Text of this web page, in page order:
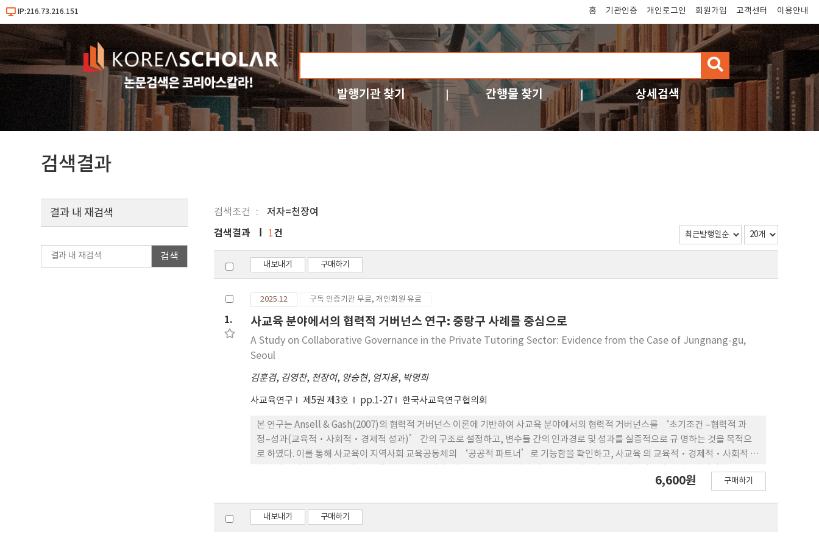
IP:216.73.216.151 홈 기관인증 개인로그인 회원가입 고객센터 이용안내
검
색
발행기관 찾기 간행물 찾기 상세검색
검색결과
검색조건 저자=천장여
결과 내 재검색
검색
검색결과 1건
내보내기 구매하기
1.
2025.12 구독 인증기관 무료, 개인회원 유료
사교육 분야에서의 협력적 거버넌스 연구: 중랑구 사례를 중심으로
A Study on Collaborative Governance in the Private Tutoring Sector: Evidence from the Case of Jungnang-gu,
Seoul
김훈겸, 김영찬, 천장여, 양승현, 엄지용, 박명희
사교육연구 제5권 제3호 pp.1-27 한국사교육연구협의회
본 연구는 Ansell & Gash(2007)의 협력적 거버넌스 이론에 기반하여 사교육 분야에서의 협력적 거버넌스를 ‘초기조건 –협력적 과
정–성과(교육적·사회적·경제적 성과)’ 간의 구조로 설정하고, 변수들 간의 인과경로 및 성과를 실증적으로 규 명하는 것을 목적으
로 하였다. 이를 통해 사교육이 지역사회 교육공동체의 ‘공공적 파트너’로 기능함을 확인하고, 사교육 의 교육적·경제적·사회적 성
학원·지역아동센터·중랑구청 직원등 201명으로부터 자료를 수집하였으며, IBM SPSS Statistics 26.0과 Hayes(2024)의
권한의 대칭·참여유인·참여제약)은 협력적 과정(의사소통, 신뢰구축, 과 정에 대한 헌신, 공유된 이해, 중간성과)에 유의한 영향을 미
쳤으며 특히 신뢰수준과 권한의 대칭은 모든 협력요인에 가 장 강한 정(+)적 효과(β= .405∼.476, p<.001)를 보이며 협력 발생의 핵심 기
6,600원 구매하기
내보내기 구매하기